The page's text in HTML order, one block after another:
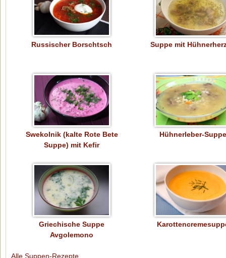
Russischer Borschtsch Suppe mit
Swekolnik (kalte Rote Bete
Suppe) mit Kefir
Hühnerleber-
Griechische Suppe
Avgolemono
Alle Suppen-Rezepte